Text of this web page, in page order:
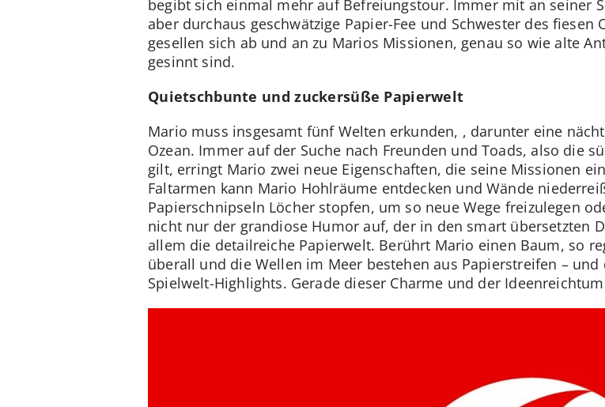
begibt sich einmal mehr auf Befreiungstour. Immer mit an seiner
aber durchaus geschwätzige Papier-Fee und Schwester des fiesen
gesellen sich ab und an zu Marios Missionen, genau so wie alte
gesinnt sind.
Quietschbunte und zuckersüße Papierwelt
Mario muss insgesamt fünf Welten erkunden, , darunter eine
Ozean. Immer auf der Suche nach Freunden und Toads, also die
gilt, erringt Mario zwei neue Eigenschaften, die seine Missionen
Faltarmen kann Mario Hohlräume entdecken und Wände
Papierschnipseln Löcher stopfen, um so neue Wege freizulegen
nicht nur der grandiose Humor auf, der in den smart übersetzten
allem die detailreiche Papierwelt. Berührt Mario einen Baum, so
überall und die Wellen im Meer bestehen aus Papierstreifen –
Spielwelt-Highlights. Gerade dieser Charme und der